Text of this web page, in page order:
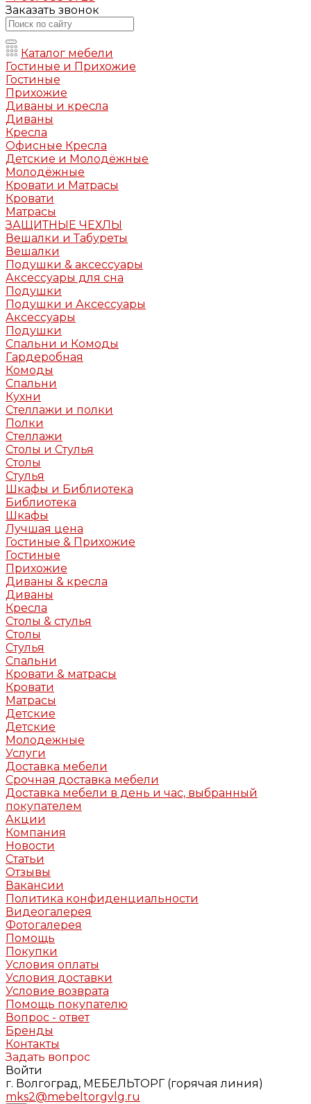
Заказать звонок
Каталог мебели
Гостиные и Прихожие
Гостиные
Прихожие
Диваны и кресла
Диваны
Кресла
Офисные Кресла
Детские и Молодёжные
Молодёжные
Кровати и Матрасы
Кровати
Матрасы
ЗАЩИТНЫЕ ЧЕХЛЫ
Вешалки и Табуреты
Вешалки
Подушки & аксессуары
Аксессуары для сна
Подушки
Подушки и Аксессуары
Аксессуары
Подушки
Спальни и Комоды
Гардеробная
Комоды
Спальни
Кухни
Стеллажи и полки
Полки
Стеллажи
Столы и Стулья
Столы
Стулья
Шкафы и Библиотека
Библиотека
Шкафы
Лучшая цена
Гостиные & Прихожие
Гостиные
Прихожие
Диваны & кресла
Диваны
Кресла
Столы & стулья
Столы
Стулья
Спальни
Кровати & матрасы
Кровати
Матрасы
Детские
Детские
Молодежные
Услуги
Доставка мебели
Срочная доставка мебели
Доставка мебели в день и час, выбранный
покупателем
Акции
Компания
Новости
Статьи
Отзывы
Вакансии
Политика конфиденциальности
Видеогалерея
Фотогалерея
Помощь
Покупки
Условия оплаты
Условия доставки
Условие возврата
Помощь покупателю
Вопрос - ответ
Бренды
Контакты
Задать вопрос
Войти
г. Волгоград, МЕБЕЛЬТОРГ (горячая линия)
mks2@mebeltorgvlg.ru